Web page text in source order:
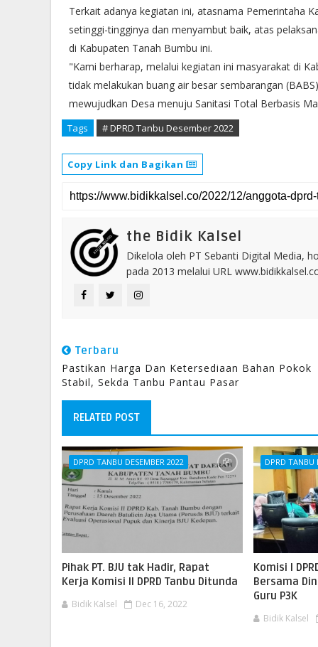
Terkait adanya kegiatan ini, atasnama Pemerintaha
setinggi-tingginya dan menyambut baik, atas
di Kabupaten Tanah Bumbu ini.
"Kami berharap, melalui kegiatan ini masyarakat di
tidak melakukan buang air besar sembarangan
mewujudkan Desa menuju Sanitasi Total Berbasis
Tags # DPRD Tanbu Desember 2022
Copy Link dan Bagikan
the Bidik Kalsel
Dikelola oleh PT Sebanti Digital Media,
pada 2013 melalui URL
Terbaru
Pastikan Harga Dan Ketersediaan Bahan Pokok
Stabil, Sekda Tanbu Pantau Pasar
RELATED POST
DPRD TANBU DESEMBER 2022
Pihak PT. BJU tak Hadir, Rapat
Kerja Komisi II DPRD Tanbu Ditunda
Bidik Kalsel Dec 16, 2022
DPRD TANBU
Komisi I
Bersama
Guru P3K
Bidik Kalsel